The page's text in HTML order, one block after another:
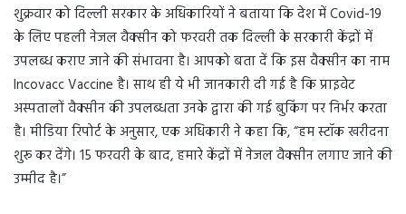
शुक्रवार को दिल्ली सरकार के अधिकारियों ने बताया कि देश में Covid-19
के लिए पहली नेजल वैक्सीन को फरवरी तक दिल्ली के सरकारी केंद्रों में
उपलब्ध कराए जाने की संभावना है। आपको बता दें कि इस वैक्सीन का नाम
Incovacc Vaccine है। साथ ही ये भी जानकारी दी गई है कि प्राइवेट
अस्पतालों वैक्सीन की उपलब्धता उनके द्वारा की गई बुकिंग पर निर्भर करता
है। मीडिया रिपोर्ट के अनुसार, एक अधिकारी ने कहा कि, “हम स्टॉक खरीदना
शुरू कर देंगे। 15 फरवरी के बाद, हमारे केंद्रों में नेजल वैक्सीन लगाए जाने की
उम्मीद है।”